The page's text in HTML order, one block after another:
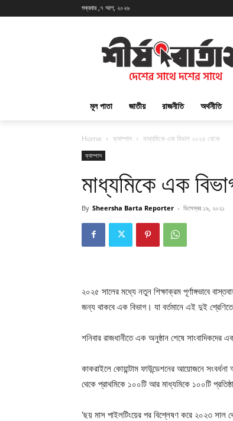
শুক্রবার ,৭ আগ, ২০২৬
মূল পাতা জাতীয় রাজনীতি অর্থনীতি
Home ক্যাম্পাস মাধ্যমিকে এক বিভাগ ২০২৫ থেকে
ক্যাম্পাস
মাধ্যমিকে এক
By Sheersha Barta Reporter - ডিসেম্বর ১৯, ২০২১
২০২৫ সালের মধ্যে নতুন শিক্ষাক্রম পূর্ণাঙ্গভাবে
জন্য থাকবে এক বিভাগ। যা বর্তমানে এই দুই
শনিবার রাজধানীতে এক অনুষ্ঠান শেষে সাংবাদিকদের
কাকরাইলে কোয়ান্টাম ফাউন্ডেশনের আয়োজনে সংবর্ধনা
থেকে প্রাথমিকে ১০০টি আর মাধ্যমিকে ১০০টি
‘ছয় মাস পাইলটিংয়ের পর বিশ্লেষণ করে ২০২৩